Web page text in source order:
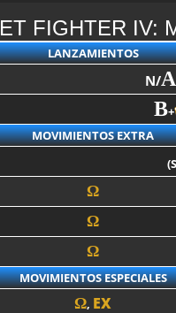
FIGHTER IV:
LANZAMIENTOS
N/A
B+
MOVIMIENTOS EXTRA
Ω
Ω
Ω
MOVIMIENTOS ESPECIALES
Ω, EX